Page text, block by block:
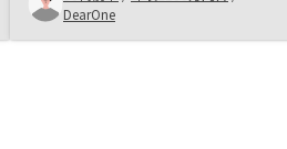
用し、さらにリスクがないというこ
とになります。 迷っている方には
DearOne